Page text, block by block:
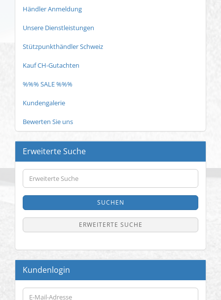
Händler Anmeldung
Unsere Dienstleistungen
Stützpunkthändler Schweiz
Kauf CH-Gutachten
%%% SALE %%%
Kundengalerie
Bewerten Sie uns
Erweiterte Suche
Erweiterte
Suche
SUCHEN
ERWEITERTE SUCHE
Kundenlogin
E-